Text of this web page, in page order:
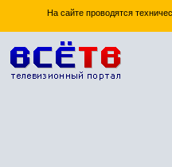
На сайте проводятся